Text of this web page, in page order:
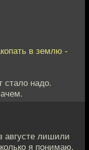
в землю -
стало надо.
августе лишили
я понимаю,